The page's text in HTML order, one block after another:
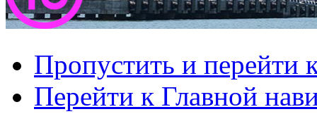
Пропустить и перейти
Перейти к Главной